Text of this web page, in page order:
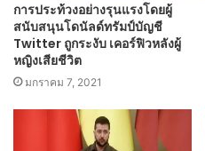
การประท้วงอย่างรุนแรงโดยผู้
สนับสนุนโดนัลด์ทรัมป์บัญชี
Twitter ถูกระงับ เคอร์ฟิวหลังผู้
หญิงเสียชีวิต
มกราคม 7, 2021